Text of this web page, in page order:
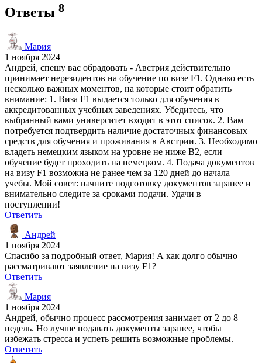
Ответы 8
Мария
1 ноября 2024
Андрей, спешу вас обрадовать - Австрия действительно
принимает нерезидентов на обучение по визе F1. Однако есть
несколько важных моментов, на которые стоит обратить
внимание: 1. Виза F1 выдается только для обучения в
аккредитованных учебных заведениях. Убедитесь, что
выбранный вами университет входит в этот список. 2. Вам
потребуется подтвердить наличие достаточных финансовых
средств для обучения и проживания в Австрии. 3. Необходимо
владеть немецким языком на уровне не ниже B2, если
обучение будет проходить на немецком. 4. Подача документов
на визу F1 возможна не ранее чем за 120 дней до начала
учебы. Мой совет: начните подготовку документов заранее и
внимательно следите за сроками подачи. Удачи в
поступлении!
Ответить
Андрей
1 ноября 2024
Спасибо за подробный ответ, Мария! А как долго обычно
рассматривают заявление на визу F1?
Ответить
Мария
1 ноября 2024
Андрей, обычно процесс рассмотрения занимает от 2 до 8
недель. Но лучше подавать документы заранее, чтобы
избежать стресса и успеть решить возможные проблемы.
Ответить